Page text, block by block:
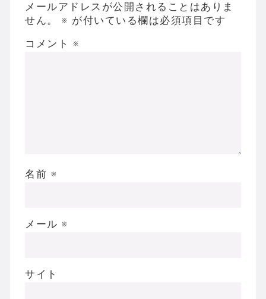
メールアドレスが公開されることはありま
せん。
※ が付いている欄は必須項目です
コメント ※
名前 ※
メール ※
サイト